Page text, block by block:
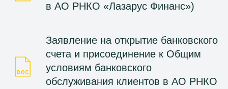
в АО РНКО «Лазарус Финанс»)
Заявление на открытие банковского
счета и присоединение к Общим
условиям банковского
обслуживания клиентов в АО РНКО